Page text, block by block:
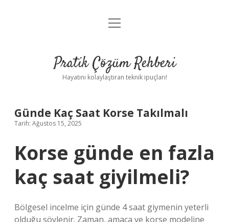
Anasayfa
Yasal Uyarı
menüyü
Pratik Çözüm Rehberi
Hayatını kolaylaştıran teknik ipuçları!
Günde Kaç Saat Korse Takılmalı
Tarih: Ağustos 15, 2025
Korse günde en fazla
kaç saat giyilmeli?
Bölgesel incelme için günde 4 saat giymenin yeterli
olduğu söylenir. Zaman, amaca ve korse modeline